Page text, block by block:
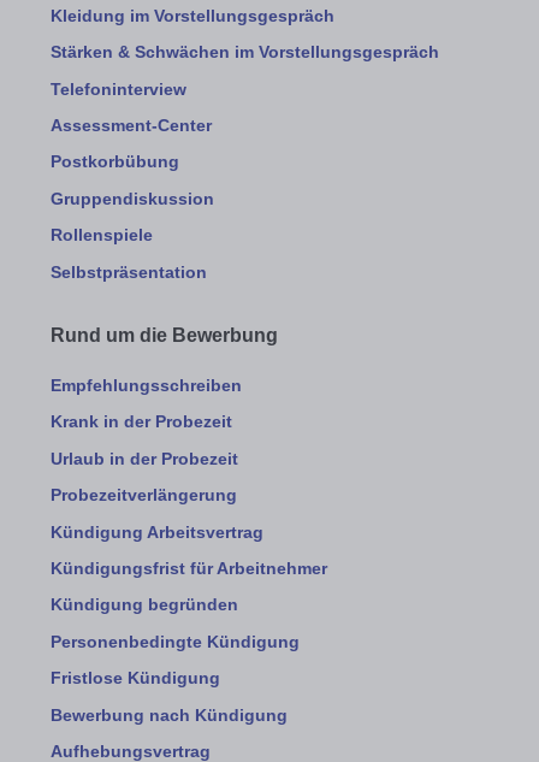
Kleidung im Vorstellungsgespräch
Stärken & Schwächen im Vorstellungsgespräch
Telefoninterview
Assessment-Center
Postkorbübung
Gruppendiskussion
Rollenspiele
Selbstpräsentation
Rund um die Bewerbung
Empfehlungsschreiben
Krank in der Probezeit
Urlaub in der Probezeit
Probezeitverlängerung
Kündigung Arbeitsvertrag
Kündigungsfrist für Arbeitnehmer
Kündigung begründen
Personenbedingte Kündigung
Fristlose Kündigung
Bewerbung nach Kündigung
Aufhebungsvertrag